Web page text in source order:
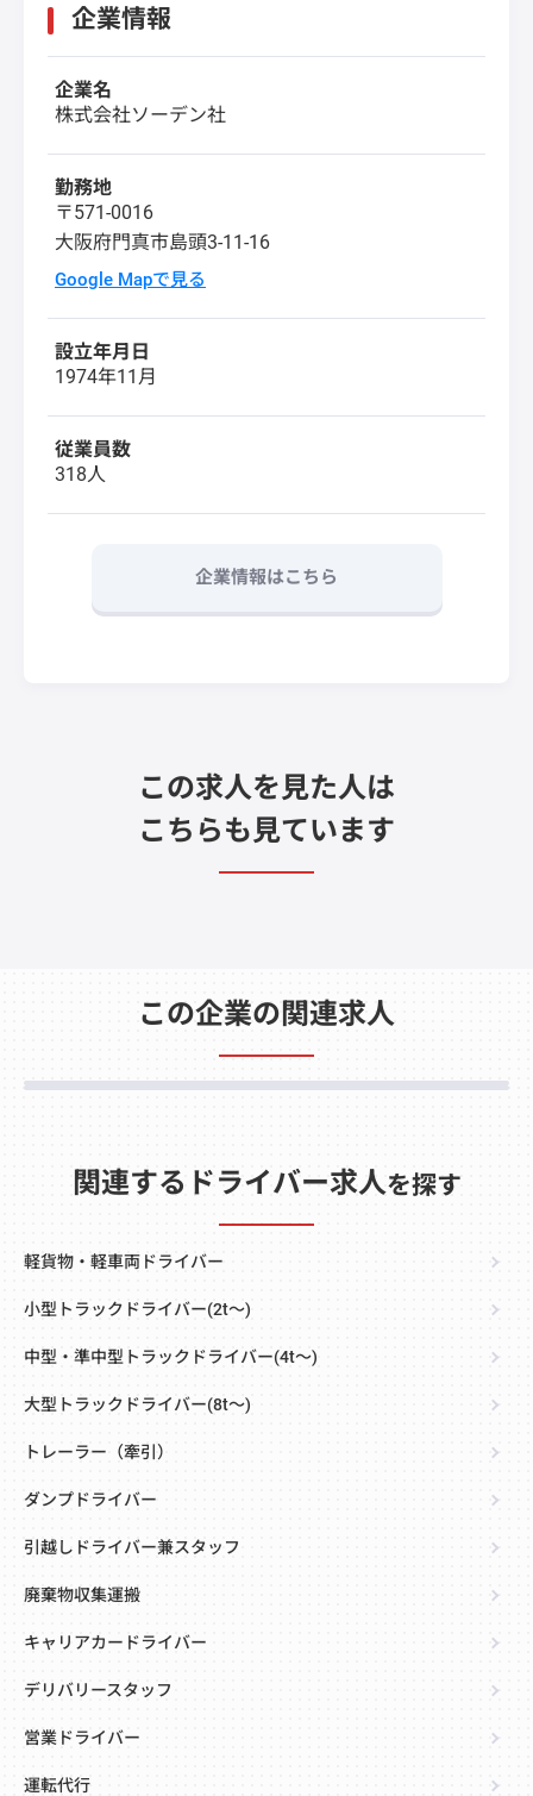
企業情報
企業名
株式会社ソーデン社
勤務地
〒571-0016
大阪府門真市島頭3-11-16
Google Mapで見る
設立年月日
1974年11月
従業員数
318人
企業情報はこちら
この求人を見た人は
こちらも見ています
この企業の関連求人
関連するドライバー求人を探す
軽貨物・軽車両ドライバー
小型トラックドライバー(2t～)
中型・準中型トラックドライバー(4t～)
大型トラックドライバー(8t～)
トレーラー（牽引）
ダンプドライバー
引越しドライバー兼スタッフ
廃棄物収集運搬
キャリアカードライバー
デリバリースタッフ
営業ドライバー
運転代行